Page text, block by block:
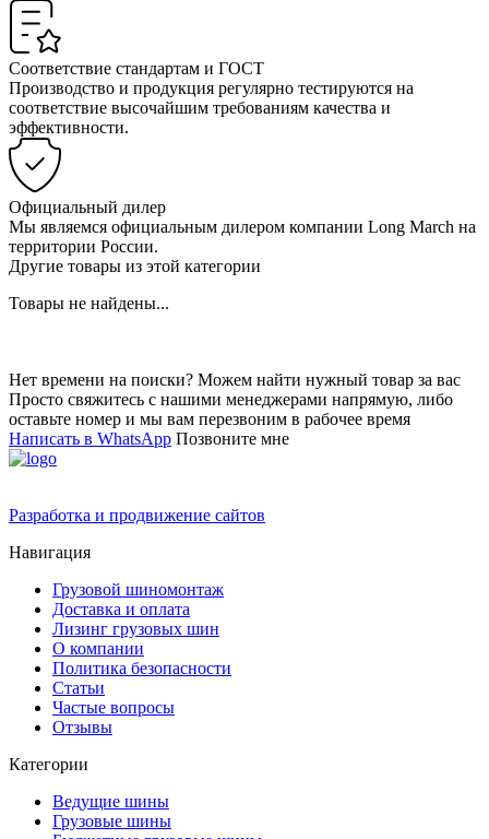
Соответствие стандартам и ГОСТ
Производство и продукция регулярно тестируются на
соответствие высочайшим требованиям качества и
эффективности.
Официальный дилер
Мы являемся официальным дилером компании Long March на
территории России.
Другие товары из этой категории
Товары не найдены...
Нет времени на поиски? Можем найти нужный товар за вас
Просто свяжитесь с нашими менеджерами напрямую, либо
оставьте номер и мы вам перезвоним в рабочее время
Написать в WhatsApp Позвоните мне
Разработка и продвижение сайтов
Навигация
Грузовой шиномонтаж
Доставка и оплата
Лизинг грузовых шин
О компании
Политика безопасности
Статьи
Частые вопросы
Отзывы
Категории
Ведущие шины
Грузовые шины